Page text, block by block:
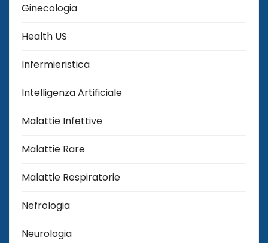
Ginecologia
Health US
Infermieristica
Intelligenza Artificiale
Malattie Infettive
Malattie Rare
Malattie Respiratorie
Nefrologia
Neurologia